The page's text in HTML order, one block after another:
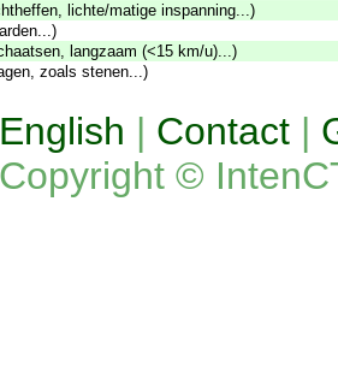
lichte/matige inspanning...)
langzaam (<15 km/u)...)
zoals stenen...)
English | Contact |
Copyright ©